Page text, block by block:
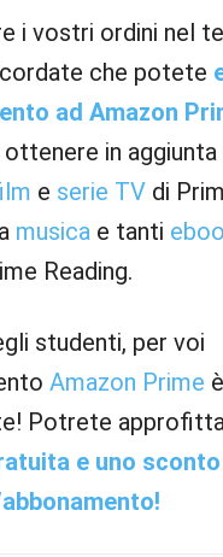
i vostri ordini nel
che potete
ad Amazon
ottenere in aggiunta
e serie TV di
musica e tanti
Reading.
studenti, per voi
Amazon Prime
Potrete
e uno sconto